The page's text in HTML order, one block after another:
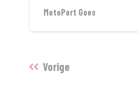
MotoPort Goes
Vorige